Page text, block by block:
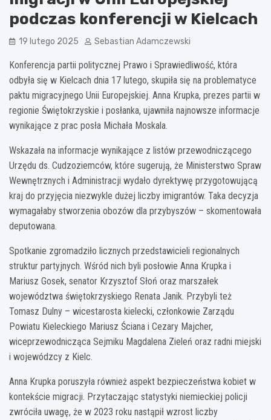
podczas konferencji w Kielcach
19 lutego 2025 Sebastian Adamczewski
Konferencja partii politycznej Prawo i Sprawiedliwość, która
odbyła się w Kielcach dnia 17 lutego, skupiła się na problematyce
paktu migracyjnego Unii Europejskiej. Anna Krupka, prezes partii w
regionie Świętokrzyskie i posłanka, ujawniła najnowsze informacje
wynikające z prac posła Michała Moskala.
Wskazała na informacje wynikające z listów przewodniczącego
Urzędu ds. Cudzoziemców, które sugerują, że Ministerstwo Spraw
Wewnętrznych i Administracji wydało dyrektywę przygotowującą
kraj do przyjęcia niezwykle dużej liczby imigrantów. Taka decyzja
wymagałaby stworzenia obozów dla przybyszów – skomentowała
deputowana.
Spotkanie zgromadziło licznych przedstawicieli regionalnych
struktur partyjnych. Wśród nich byli posłowie Anna Krupka i
Mariusz Gosek, senator Krzysztof Słoń oraz marszałek
województwa świętokrzyskiego Renata Janik. Przybyli też
Tomasz Dulny – wicestarosta kielecki, członkowie Zarządu
Powiatu Kieleckiego Mariusz Ściana i Cezary Majcher,
wiceprzewodnicząca Sejmiku Magdalena Zieleń oraz radni miejski
i wojewódzcy z Kielc.
Anna Krupka poruszyła również aspekt bezpieczeństwa kobiet w
kontekście migracji. Przytaczając statystyki niemieckiej policji
zwróciła uwagę, że w 2023 roku nastąpił wzrost liczby